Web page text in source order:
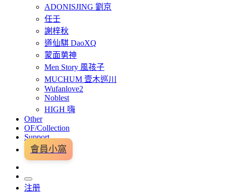
ADONISJING 劉京
任壬
謝梓秋
道仙騏 DaoXQ
蒙面莮神
Men Story 風孩子
MUCHUM 壹木巡川
Wufanlove2
Noblest
HIGH 嗨
Other
OF/Collection
Support
會員小窩
注册